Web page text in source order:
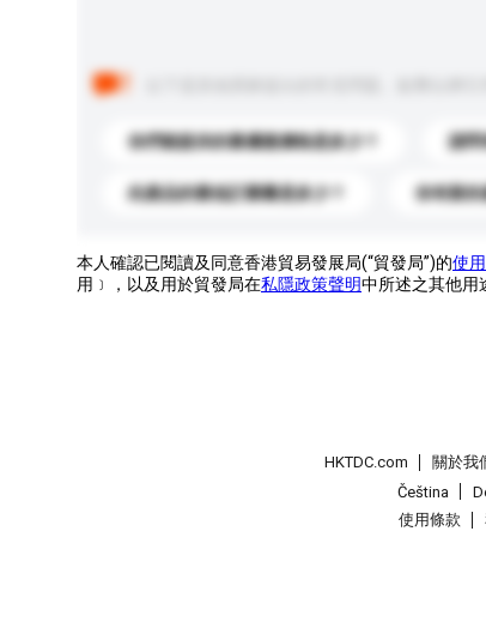
你們能提供的最優惠價格是多少？ 請問
此產品的最低訂購量是多少？ 你有新的
本人確認已閱讀及同意香港貿易發展局(“貿發局”)的使
用﹞，以及用於貿發局在私隱政策聲明中所述之其他用
HKTDC.com 關於我
Čeština
使用條款